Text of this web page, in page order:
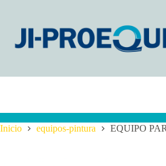
contenido
Inicio equipos-pintura EQUIPO